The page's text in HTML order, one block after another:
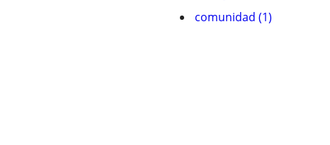
comunidad (1)